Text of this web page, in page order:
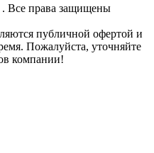
. Все права защищены
публичной офертой и
Пожалуйста, уточняйте
компании!